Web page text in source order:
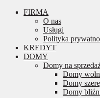
FIRMA
O nas
Usługi
Polityka
KREDYT
DOMY
Domy na
Domy
Domy
Domy